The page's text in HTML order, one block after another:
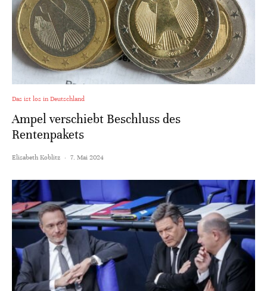
Das ist los in Deutschland
Ampel verschiebt Beschluss des
Rentenpakets
Elisabeth Koblitz · 7. Mai 2024